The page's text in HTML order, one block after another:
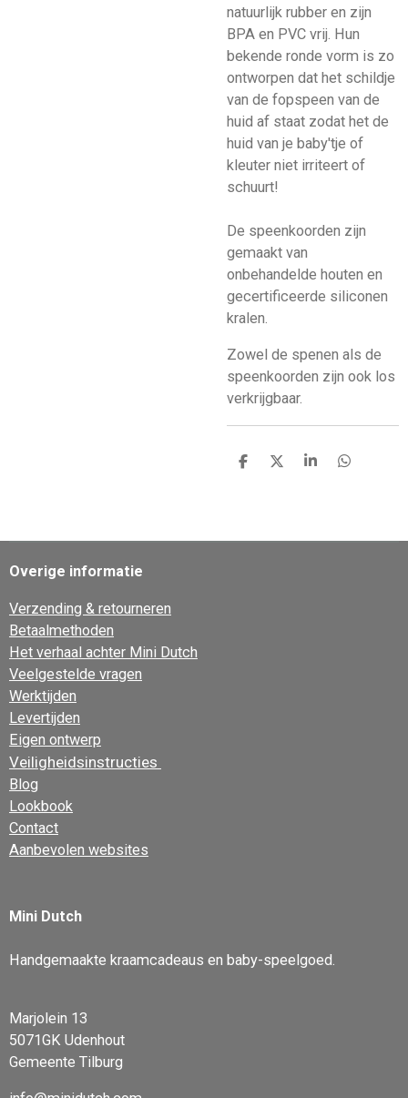
natuurlijk rubber en zijn
BPA en PVC vrij. Hun
bekende ronde vorm is zo
ontworpen dat het schildje
van de fopspeen van de
huid af staat zodat het de
huid van je baby'tje of
kleuter niet irriteert of
schuurt!
De speenkoorden zijn
gemaakt van
onbehandelde houten en
gecertificeerde siliconen
kralen.
Zowel de spenen als de
speenkoorden zijn ook los
verkrijgbaar.
D
D
S
D
Overige informatie
Verzending & retourneren
Betaalmethoden
Het verhaal achter Mini Dutch
Veelgestelde vragen
Werktijden
Levertijden
Eigen ontwerp
Veiligheidsinstructies
Blog
Lookbook
Contact
Aanbevolen websites
Mini Dutch
Handgemaakte kraamcadeaus en baby-speelgoed.
Marjolein 13
5071GK Udenhout
Gemeente Tilburg